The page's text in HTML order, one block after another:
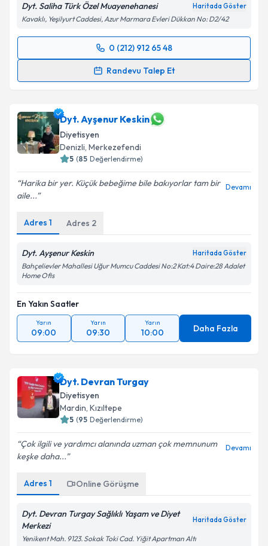
Dyt. Saliha Türk Özel Muayenehanesi Haritada Göster
Kavaklı, Yeşilyurt Caddesi, Azur Marmara Evleri Dükkan No: D2/42
0 (212) 912 65 48
Randevu Talep Et
Randevu Takvimi Talebi
hazırlandığında e-posta ile bilgilendireceğiz.
E-posta Adresiniz
kapsamda işlenmesini kabul ediyorum.
Takvim Talebini Gönder
Dyt. Ayşenur Keskin
Diyetisyen
Denizli, Merkezefendi
5 (85 Değerlendirme)
Harika bir yer. Küçük bebeğime bile bakıyorlar tam bir
aile...
Devamı
Adres 1 Adres 2
Dyt. Ayşenur Keskin Haritada Göster
Bahçelievler Mahallesi Uğur Mumcu Caddesi No:2 Kat:4 Daire:28 Adalet
Home Ofis
En Yakın Saatler
Yarın
09:00
Yarın
09:30
Yarın
10:00 Daha Fazla
Dyt. Devran Turgay
Diyetisyen
Mardin, Kızıltepe
5 (95 Değerlendirme)
Çok ilgili ve yardımcı alanında uzman çok memnunum
keşke daha...
Devamı
Adres 1 Online Görüşme
Dyt. Devran Turgay Sağlıklı Yaşam ve Diyet
Merkezi
Haritada Göster
Yenikent Mah. 9123. Sokak Toki Cad. Yiğit Apartman Altı